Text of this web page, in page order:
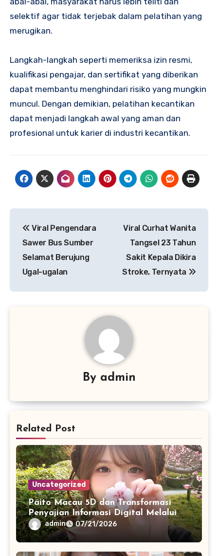
selektif agar tidak terjebak dalam pelatihan yang
merugikan.
Langkah-langkah seperti memeriksa izin resmi,
kualifikasi pengajar, dan sertifikat yang diberikan
dapat membantu menghindari risiko yang mungkin
muncul. Dengan demikian, pelatihan kecantikan
dapat menjadi langkah awal yang aman dan
profesional untuk karier di industri kecantikan.
pos
Viral Pengendara
Sawer Bus Sumber
Selamat Berujung
Ugal-ugalan
Viral Curhat Wanita
Tangsel 23 Tahun
Sakit Kepala Dikira
Stroke, Ternyata
By admin
Related Post
Uncategorized
Paito Macau 5D dan Transformasi
Penyajian Informasi Digital Melalui
Visualisasi Data Modern
admin 07/21/2026